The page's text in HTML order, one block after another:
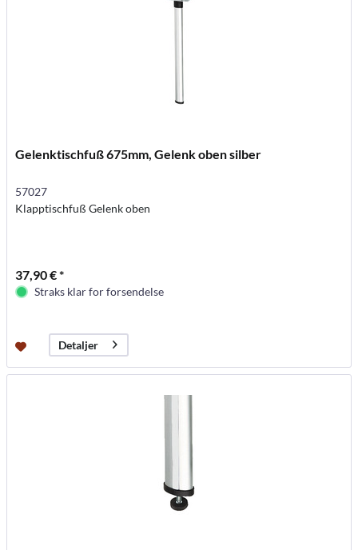
Gelenktischfuß 675mm, Gelenk oben silber
57027
Klapptischfuß Gelenk oben
37,90 € *
Straks klar for forsendelse
Detaljer